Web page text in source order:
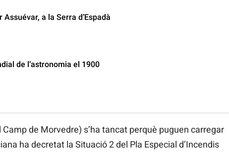
a la Serra d’Espadà
de l’astronomia el 1900
de Morvedre) s’ha tancat perquè puguen carregar
ha decretat la Situació 2 del Pla Especial d’Incendis